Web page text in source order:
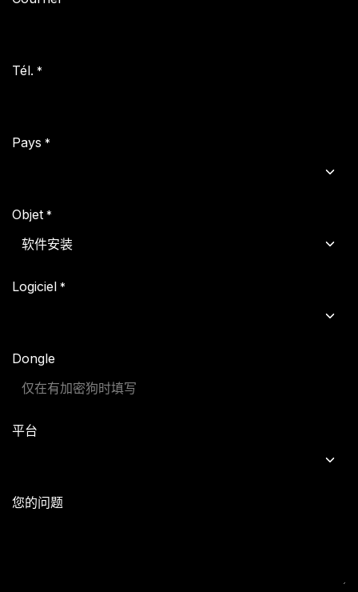
Tél. *
Pays *
Objet *
Logiciel *
Dongle
平台
您的问题